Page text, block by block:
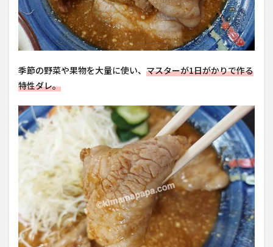
季節の野菜や果物を大量に使い、 マスターが1日がかりで作る
特性ダレ。